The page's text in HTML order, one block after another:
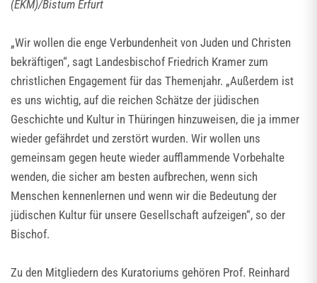
(EKM)/Bistum Erfurt
„Wir wollen die enge Verbundenheit von Juden und Christen
bekräftigen“, sagt Landesbischof Friedrich Kramer zum
christlichen Engagement für das Themenjahr. „Außerdem ist
es uns wichtig, auf die reichen Schätze der jüdischen
Geschichte und Kultur in Thüringen hinzuweisen, die ja immer
wieder gefährdet und zerstört wurden. Wir wollen uns
gemeinsam gegen heute wieder aufflammende Vorbehalte
wenden, die sicher am besten aufbrechen, wenn sich
Menschen kennenlernen und wenn wir die Bedeutung der
jüdischen Kultur für unsere Gesellschaft aufzeigen“, so der
Bischof.
Zu den Mitgliedern des Kuratoriums gehören Prof. Reinhard